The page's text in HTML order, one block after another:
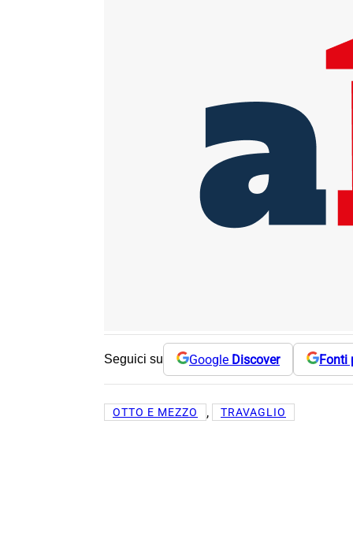
Seguici su Google Discover Fonti
OTTO E MEZZO , TRAVAGLIO